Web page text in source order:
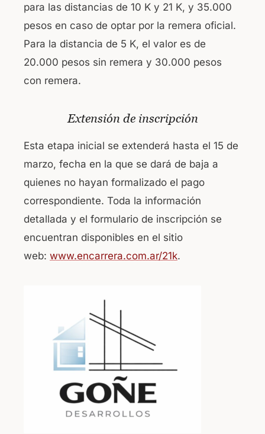
para las distancias de 10 K y 21 K, y 35.000
pesos en caso de optar por la remera oficial.
Para la distancia de 5 K, el valor es de
20.000 pesos sin remera y 30.000 pesos
con remera.
Extensión de inscripción
Esta etapa inicial se extenderá hasta el 15 de
marzo, fecha en la que se dará de baja a
quienes no hayan formalizado el pago
correspondiente. Toda la información
detallada y el formulario de inscripción se
encuentran disponibles en el sitio
web: www.encarrera.com.ar/21k.